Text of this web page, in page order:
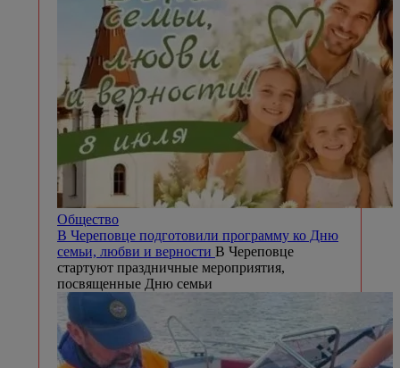
Общество
В Череповце подготовили программу ко Дню
семьи, любви и верности В Череповце
стартуют праздничные мероприятия,
посвященные Дню семьи